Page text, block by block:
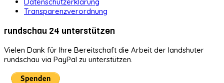
Transparenzverordnung
rundschau 24 unterstützen
Vielen Dank für Ihre Bereitschaft die Arbeit der landshuter
rundschau via PayPal zu unterstützen.